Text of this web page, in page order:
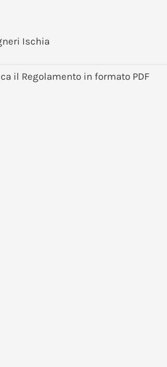
Ischia
il Regolamento in formato PDF